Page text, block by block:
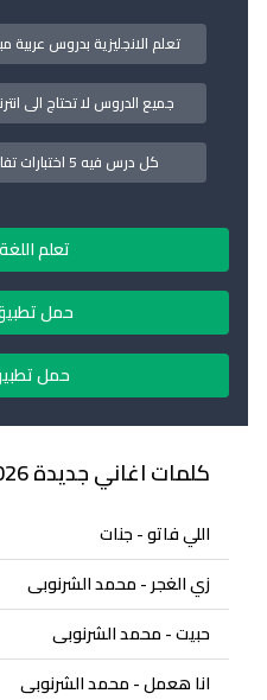
تعلم الانجليزية بدروس
جميع الدروس لا تحتاج الى
كل درس فيه 5 اختبارات تفاعلية لتحسين النطق الصحيح
تعلم
حمل
حمل
كلمات اغاني جديدة 2026
اللي فاتو - جنات
زي الغجر - محمد الشرنوبى
حبيت - محمد الشرنوبى
انا هعمل - محمد الشرنوبى